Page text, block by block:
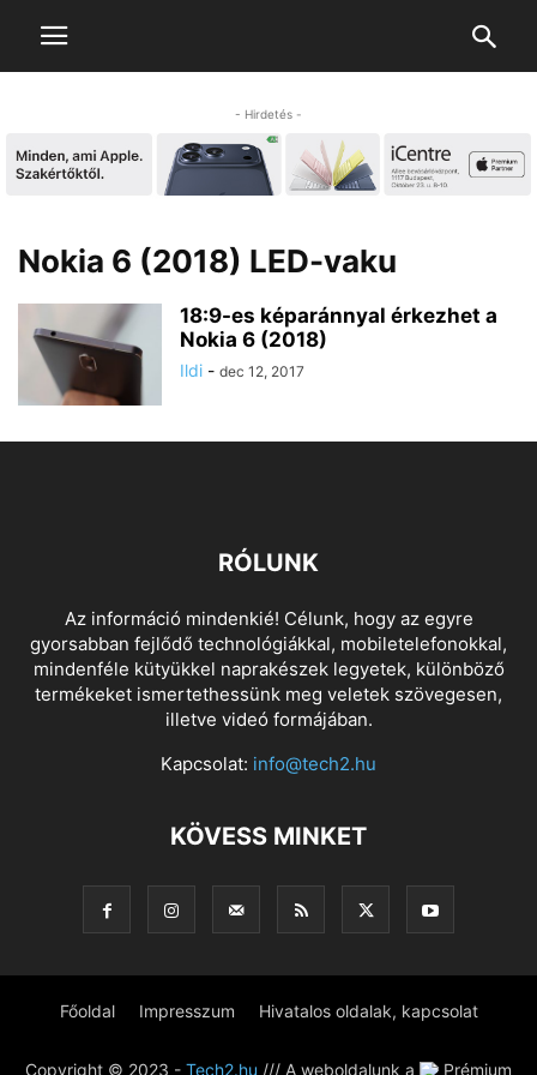
- Hirdetés -
Nokia 6 (2018) LED-vaku
18:9-es képaránnyal érkezhet a
Nokia 6 (2018)
Ildi - dec 12, 2017
RÓLUNK
Az információ mindenkié! Célunk, hogy az egyre
gyorsabban fejlődő technológiákkal, mobiletelefonokkal,
mindenféle kütyükkel naprakészek legyetek, különböző
termékeket ismertethessünk meg veletek szövegesen,
illetve videó formájában.
Kapcsolat: info@tech2.hu
KÖVESS MINKET
Főoldal Impresszum Hivatalos oldalak, kapcsolat
Copyright © 2023 - Tech2.hu /// A weboldalunk a Prémium